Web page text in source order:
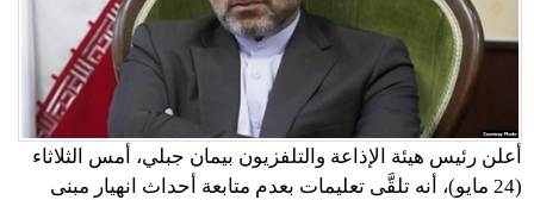
أعلن رئيس هيئة الإذاعة والتلفزيون بيمان جبلي، أمس الثلاثاء
(24 مايو)، أنه تلقَّى تعليمات بعدم متابعة أحداث انهيار مبنى